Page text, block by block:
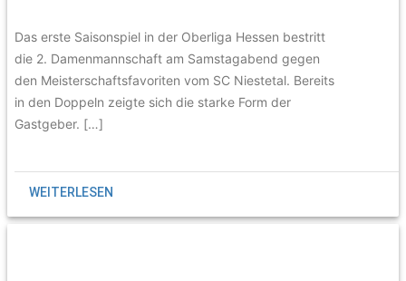
Das erste Saisonspiel in der Oberliga Hessen bestritt
die 2. Damenmannschaft am Samstagabend gegen
den Meisterschaftsfavoriten vom SC Niestetal. Bereits
in den Doppeln zeigte sich die starke Form der
Gastgeber. […]
WEITERLESEN